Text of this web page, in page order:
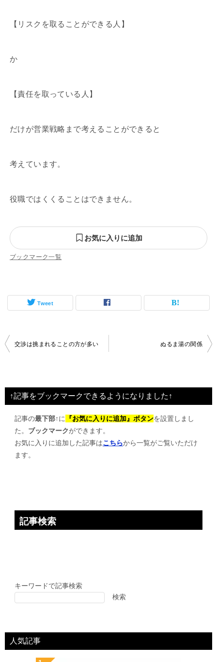
【リスクを取ることができる人】
か
【責任を取っている人】
だけが営業戦略まで考えることができると
考えています。
役職ではくくることはできません。
お気に入りに追加
ブックマーク一覧
Tweet
投
ビ
ゲ
交渉は挑まれることの方が多い ぬるま湯の関係
↑記事をブックマークできるようになりました↑
記事の最下部↑に 『お気に入りに追加』ボタンを設置しまし
た。 ブックマークができます。
お気に入りに追加した記事はこちらから一覧がご覧いただけ
ます。
記事検索
キーワードで記事検索
検索
人気記事